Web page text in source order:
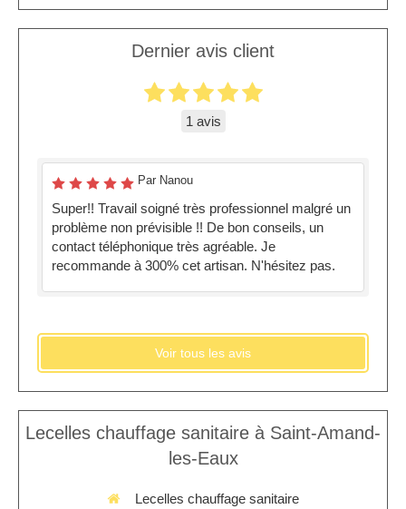
Dernier avis client
1 avis
Par Nanou
Super!! Travail soigné très professionnel malgré un
problème non prévisible !! De bon conseils, un
contact téléphonique très agréable. Je
recommande à 300% cet artisan. N'hésitez pas.
Voir tous les avis
Lecelles chauffage sanitaire à Saint-Amand-
les-Eaux
Lecelles chauffage sanitaire